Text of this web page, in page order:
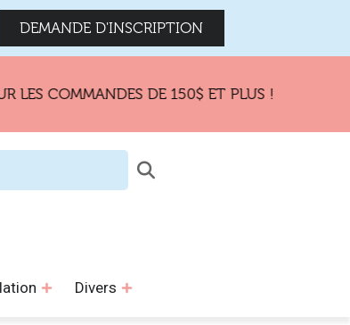
DEMANDE D'INSCRIPTION
COMMANDES DE 150$ ET PLUS !
Divers